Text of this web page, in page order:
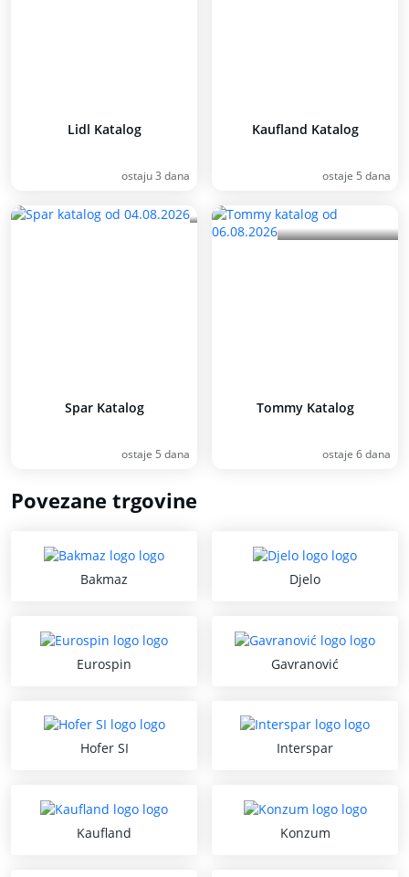
Lidl Katalog
ostaju 3 dana
Kaufland Katalog
ostaje 5 dana
Spar Katalog
ostaje 5 dana
Tommy Katalog
ostaje 6 dana
Povezane trgovine
Bakmaz Djelo
Eurospin Gavranović
Hofer SI Interspar
Kaufland Konzum